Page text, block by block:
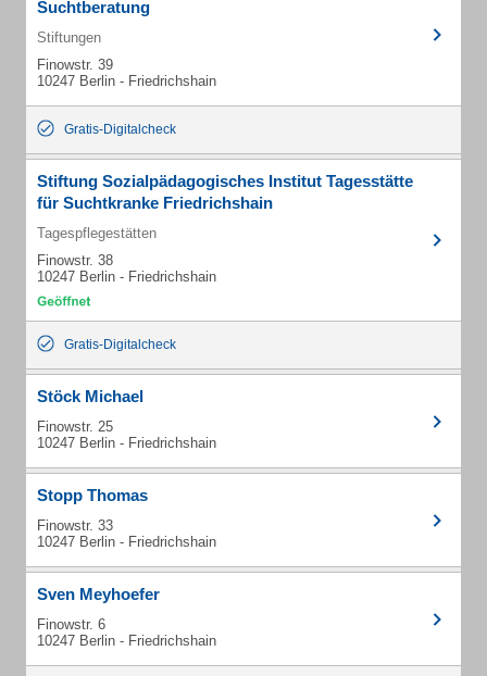
Suchtberatung
Stiftungen
Finowstr. 39
10247 Berlin - Friedrichshain
Gratis-Digitalcheck
Stiftung Sozialpädagogisches Institut Tagesstätte
für Suchtkranke Friedrichshain
Tagespflegestätten
Finowstr. 38
10247 Berlin - Friedrichshain
Gratis-Digitalcheck
Stöck Michael
Finowstr. 25
10247 Berlin - Friedrichshain
Stopp Thomas
Finowstr. 33
10247 Berlin - Friedrichshain
Sven Meyhoefer
Finowstr. 6
10247 Berlin - Friedrichshain